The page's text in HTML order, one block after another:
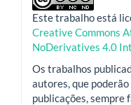
Este trabalho está
Creative Commons
NoDerivatives 4.0
Os trabalhos
autores, que
publicações, sempre